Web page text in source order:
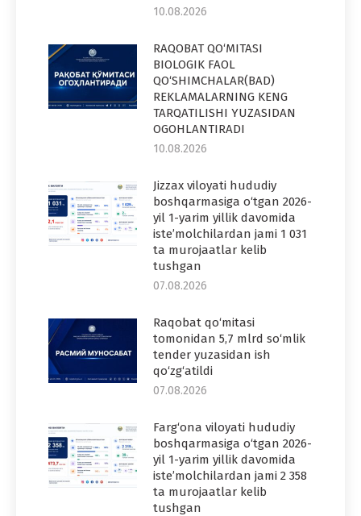
10.08.2026
RAQOBAT QO‘MITASI
BIOLOGIK FAOL
QO‘SHIMCHALAR(BAD)
REKLAMALARNING KENG
TARQATILISHI YUZASIDAN
OGOHLANTIRADI
10.08.2026
Jizzax viloyati hududiy
boshqarmasiga o‘tgan 2026-
yil 1-yarim yillik davomida
iste’molchilardan jami 1 031
ta murojaatlar kelib
tushgan
07.08.2026
Raqobat qo‘mitasi
tomonidan 5,7 mlrd so‘mlik
tender yuzasidan ish
qo‘zg‘atildi
07.08.2026
Farg‘ona viloyati hududiy
boshqarmasiga o‘tgan 2026-
yil 1-yarim yillik davomida
iste’molchilardan jami 2 358
ta murojaatlar kelib
tushgan